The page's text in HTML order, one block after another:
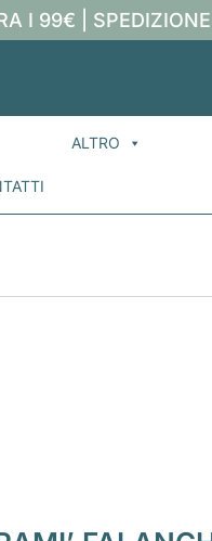
I 99€ |
ALTRO